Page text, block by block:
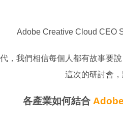
Adobe Creative Cloud CEO
，我們相信每個人都有故事要
這次的研討會，
各產業如何結合